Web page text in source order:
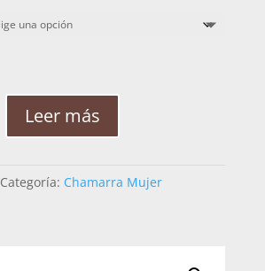
Leer más
Categoría: Chamarra Mujer